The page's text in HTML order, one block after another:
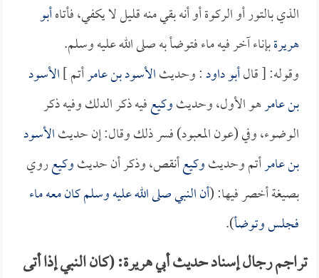
الذي بالتور أو الركوة أو أنه بقي منه قليل لا يكفي، فأتاهأبو
هريرةبإناء آخر فيه ماء فتوضأ به صلى الله عليه وسلم.
وقوله: [ قالأبو داود: وحديثالأسود بن عامرأتم ]الأسود
بن عامرهو الأول، وحديثوكيعفيه ذكر الدلك وفيه ذكر
الوضوء، وفي (عون المعبود) فسر ذلك وقال: إن حديثالأسود
بن عامرأتم وحديثوكيعأنقص، وذكر أن حديثوكيعروي
بصيغة أخصر فيها: (أن النبي صلى الله عليه وسلم كان معه ماء
فجلس وتوضأ).
تراجم رجال إسناد حديث أبي هريرة: (كان النبي إذا أتى